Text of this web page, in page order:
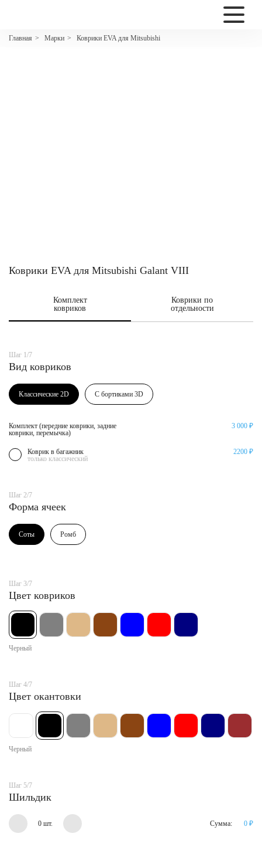
Главная > Марки > Коврики EVA для Mitsubishi
2200
Коврики EVA для Mitsubishi Galant VIII
Комплект
ковриков
Коврики по
отдельности
Шаг 1/7
Вид ковриков
Классические 2D С бортиками 3D
Комплект (передние коврики, задние
коврики, перемычка)
3 000 ₽
Коврик в багажник
только классический
2200 ₽
Шаг 2/7
Форма ячеек
Соты Ромб
Шаг 3/7
Цвет ковриков
Черный
Шаг 4/7
Цвет окантовки
Черный
Шаг 5/7
Шильдик
0 шт. Сумма: 0 ₽